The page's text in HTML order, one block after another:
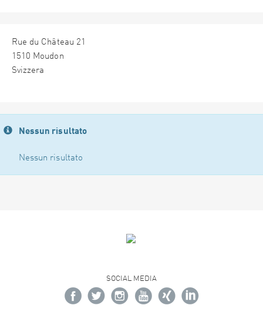
Rue du Château 21
1510 Moudon
Svizzera
Nessun risultato
Nessun risultato
SOCIAL MEDIA